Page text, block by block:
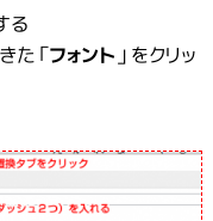
る
た「フォント 」をクリッ